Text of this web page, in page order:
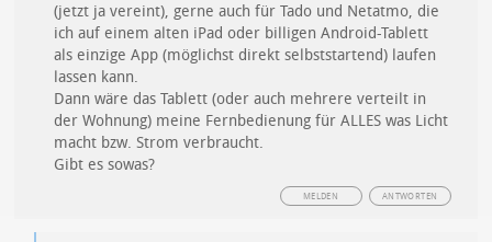
(jetzt ja vereint), gerne auch für Tado und Netatmo, die
ich auf einem alten iPad oder billigen Android-Tablett
als einzige App (möglichst direkt selbststartend) laufen
lassen kann.
Dann wäre das Tablett (oder auch mehrere verteilt in
der Wohnung) meine Fernbedienung für ALLES was Licht
macht bzw. Strom verbraucht.
Gibt es sowas?
ANTWORTEN
MELDEN